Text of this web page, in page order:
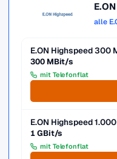
alle
E.ON Highspeed 300
300 MBit/s
mit Telefonflat
E.ON Highspeed
1 GBit/s
mit Telefonflat